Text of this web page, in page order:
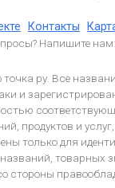
Контакты
Напишите
ру. Все
и
продуктов и
только для
товарных
стороны